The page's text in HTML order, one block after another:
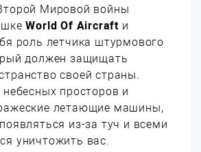
Мировой войны
World Of Aircraft и
роль летчика штурмового
должен защищать
своей страны.
небесных просторов и
летающие машины,
из-за туч и всеми
уничтожить вас.